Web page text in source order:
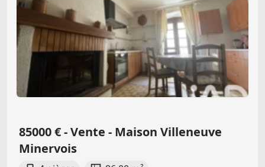
85000 € - Vente - Maison Villeneuve
Minervois